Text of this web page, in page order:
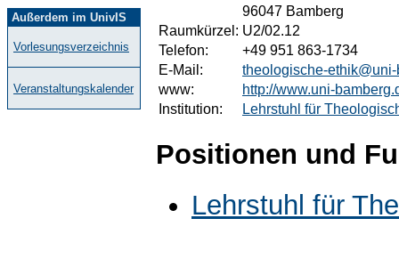
Außerdem im UnivIS
Vorlesungsverzeichnis
Veranstaltungskalender
96047 Bamberg
Raumkürzel: U2/02.12
Telefon:
+49 951 863-1734
E-Mail:
theologische-
www:
http://www.uni-
Institution:
Lehrstuhl für
Positionen und
Lehrstuhl für